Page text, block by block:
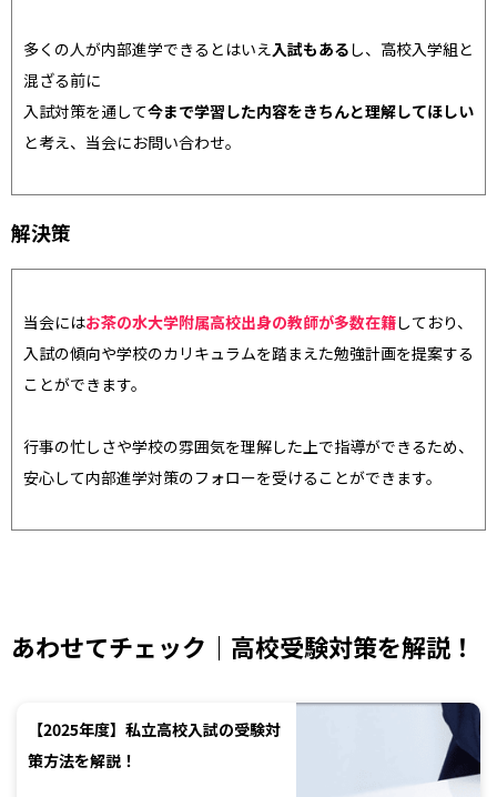
多くの人が内部進学できるとはいえ入試もある し、高校入学組と
混ざる前に
入試対策を通して今まで学習した内容をきちんと理解してほしい
と考え、当会にお問い合わせ。
解決策
当会にはお茶の水大学附属高校出身の教師が多数在籍しており、
入試の傾向や学校のカリキュラムを踏まえた勉強計画を提案する
ことができます。
行事の忙しさや学校の雰囲気を理解した上で指導ができるため、
安心して内部進学対策のフォローを受けることができます。
あわせてチェック｜高校受験対策を解説！
【2025年度】私立高校入試の受験対
策方法を解説！